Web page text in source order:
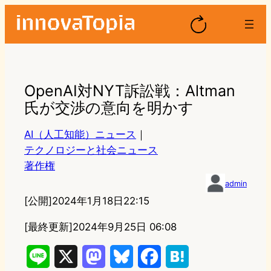
OpenAI対NYT訴訟戦：Altman
氏が交渉の意向を明かす
AI（人工知能）ニュース ｜
テクノロジーと社会ニュース
著作権
admin
[公開]2024年1月18日22:15
[最終更新]2024年9月25日 06:08